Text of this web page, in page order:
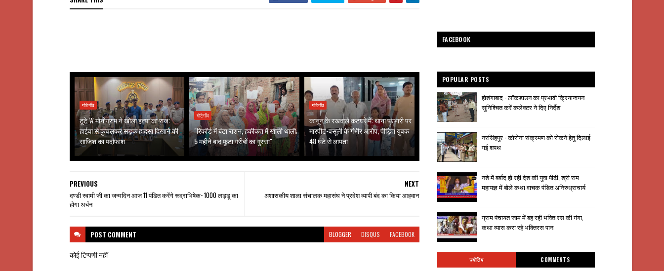
गोटेगाँव
टूटे 'A' मोनोग्राम ने खोला हत्या का राज:
हाईवा से कुचलकर सड़क हादसा दिखाने की
साजिश का पर्दाफाश
गोटेगाँव
"रिकॉर्ड में बंटा राशन, हकीकत में खाली थाली;
5 महीने बाद फूटा गरीबों का गुस्सा"
गोटेगाँव
कानून के रखवाले कटघरे में: थाना प्रभारी पर
मारपीट-वसूली के गंभीर आरोप, पीड़ित युवक
48 घंटे से लापता
NEXT
अशासकीय शाला संचालक महासंघ ने प्रदेश व्यापी बंद का किया आहवान
PREVIOUS
दण्डी स्वामी जी का जन्मदिन आज 11 पंडित करेंगे रूद्राभिषेक- 1000 लड्डू का
होगा अर्चन
POST COMMENT BLOGGER DISQUS FACEBOOK
कोई टिप्पणी नहीं
FACEBOOK
POPULAR POSTS
होशंगाबाद - लॉकडाउन का प्रभावी क्रियान्वयन
सुनिश्चित करें कलेक्टर ने दिए निर्देश
नरसिंहपुर - कोरोना संक्रमण को रोकने हेतु दिलाई
गई शपथ
नशे में बर्बाद हो रही देश की युवा पीढ़ी, श्री राम
महायज्ञ में बोले कथा वाचक पंडित अनिरुध्राचार्य
ग्राम पंचायत जाम में बह रही भक्ति रस की गंगा,
कथा व्यास करा रहे भक्तिरस पान
ज्योतिष COMMENTS